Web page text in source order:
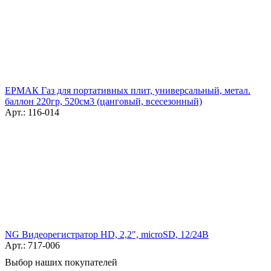
ЕРМАК Газ для портативных плит, универсальный, метал.
баллон 220гр, 520см3 (цанговый, всесезонный)
Арт.: 116-014
NG Видеорегистратор HD, 2,2", microSD, 12/24В
Арт.: 717-006
Выбор наших покупателей